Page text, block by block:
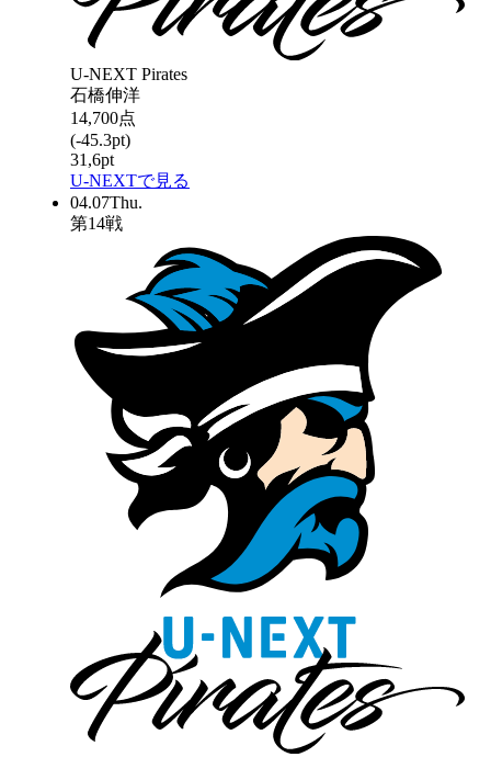
U-NEXT Pirates
石橋伸洋
14,700点
(-45.3pt)
31,6pt
U-NEXTで見る
04.07Thu.
第14戦